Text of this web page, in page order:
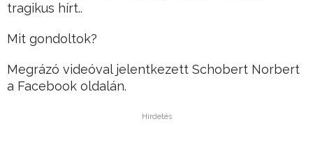
tragikus hírt..
Mit gondoltok?
Megrázó videóval jelentkezett Schobert Norbert
a Facebook oldalán.
Hirdetés